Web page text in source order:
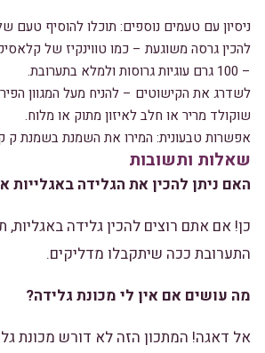
ניסיון עם טעמים נוספים: תוכלו להוסיף
להכין גרסה משוגעת – כמו טווינקיז של
– 100 גרם עוגיות גרוסות ולמלא בתערובת.
לשדרג את הקישוטים – להניח מעל המגוון
שוקולד מריר או חלב לאיזון מתוק או מלוח.
אפשרות טבעונית: המירו את השמנת בשמנת ק
שאלות ותשובות
האם ניתן להכין את הגלידה באגלייות
כן! אם אתם רוצים להכין גלידה
התערובת ככה שיתקבלו מדליקים.
מה עושים אם אין לי מכונת גלידה?
אל דאגה! המתכון הזה לא דורש מכונת